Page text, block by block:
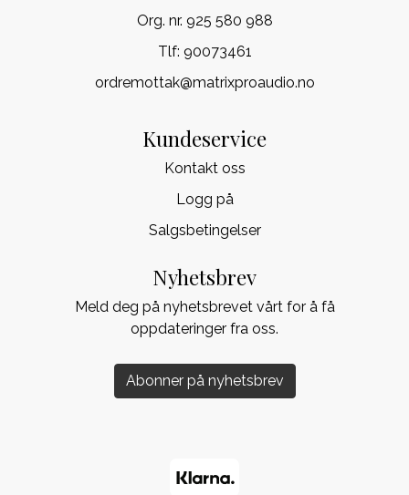
Org. nr. 925 580 988
Tlf: 90073461
ordremottak@matrixproaudio.no
Kundeservice
Kontakt oss
Logg på
Salgsbetingelser
Nyhetsbrev
Meld deg på nyhetsbrevet vårt for å få
oppdateringer fra oss.
Abonner på nyhetsbrev